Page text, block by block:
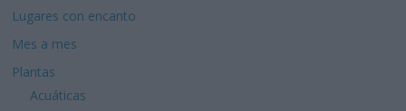
Lugares con encanto
Mes a mes
Plantas
Acuáticas